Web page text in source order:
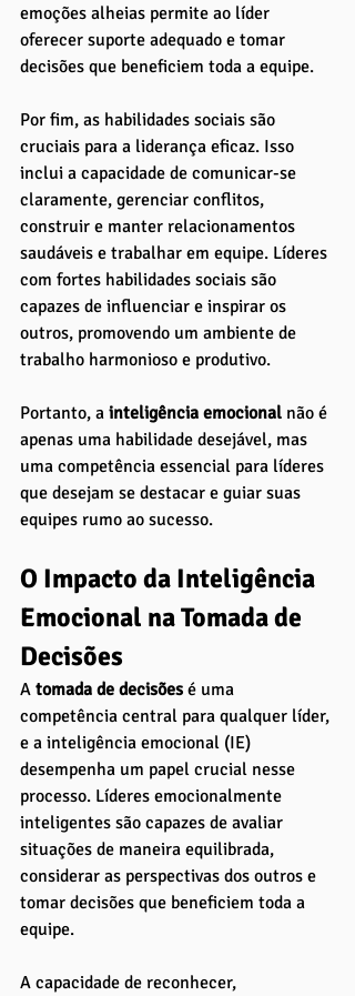
emoções alheias permite ao líder
oferecer suporte adequado e tomar
decisões que beneficiem toda a equipe.
Por fim, as habilidades sociais são
cruciais para a liderança eficaz. Isso
inclui a capacidade de comunicar-se
claramente, gerenciar conflitos,
construir e manter relacionamentos
saudáveis e trabalhar em equipe. Líderes
com fortes habilidades sociais são
capazes de influenciar e inspirar os
outros, promovendo um ambiente de
trabalho harmonioso e produtivo.
Portanto, a inteligência emocional não é
apenas uma habilidade desejável, mas
uma competência essencial para líderes
que desejam se destacar e guiar suas
equipes rumo ao sucesso.
O Impacto da Inteligência
Emocional na Tomada de
Decisões
A tomada de decisões é uma
competência central para qualquer líder,
e a inteligência emocional (IE)
desempenha um papel crucial nesse
processo. Líderes emocionalmente
inteligentes são capazes de avaliar
situações de maneira equilibrada,
considerar as perspectivas dos outros e
tomar decisões que beneficiem toda a
equipe.
A capacidade de reconhecer,